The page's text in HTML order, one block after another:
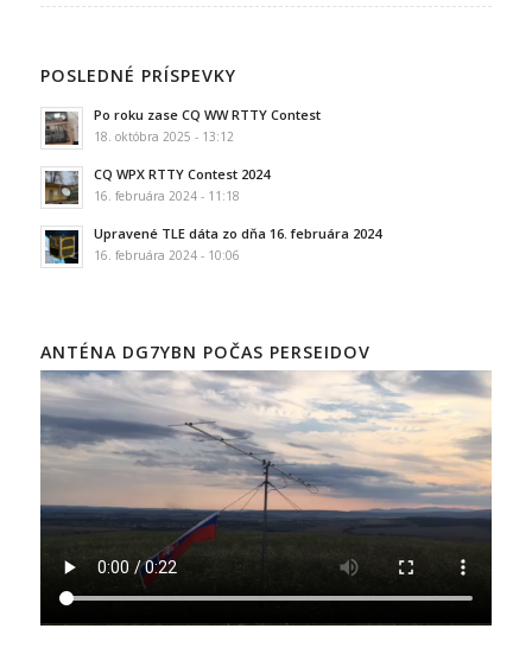
POSLEDNÉ PRÍSPEVKY
Po roku zase CQ WW RTTY Contest
18. októbra 2025 - 13:12
CQ WPX RTTY Contest 2024
16. februára 2024 - 11:18
Upravené TLE dáta zo dňa 16. februára 2024
16. februára 2024 - 10:06
ANTÉNA DG7YBN POČAS PERSEIDOV